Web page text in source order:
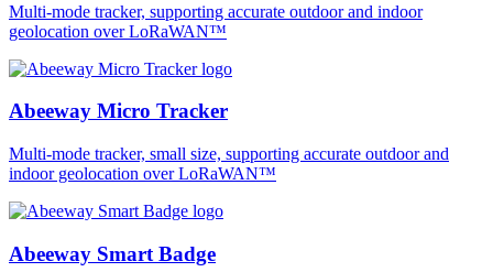
Multi-mode tracker, supporting accurate outdoor and indoor
geolocation over LoRaWAN™
Abeeway Micro Tracker
Multi-mode tracker, small size, supporting accurate outdoor and
indoor geolocation over LoRaWAN™
Abeeway Smart Badge